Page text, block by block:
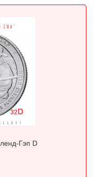
США 25 центов 2016 Парк Камберленд-Гэп D